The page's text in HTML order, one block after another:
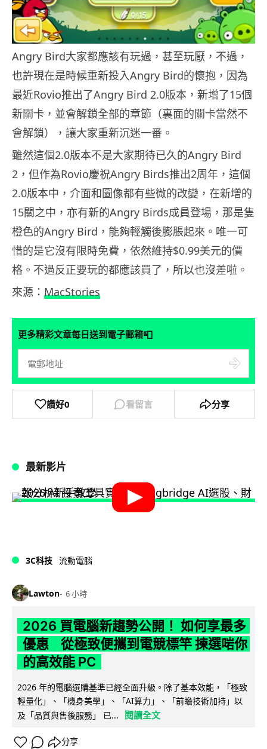
Angry Bird大家都應該有玩過，甚至玩厭，不過，
也許現在是時候重新投入Angry Bird的懷抱，因為
最近Rovio推出了Angry Bird 2.0版本，新增了15個
新關卡，並會解鎖全部的章節（裏面的關卡當然不
會解鎖），讓大家重新沉迷一番。
雖然這個2.0版本不是大家期待已久的Angry Bird
2，但作為Rovio慶祝Angry Birds推出2周年，這個
2.0版本中，介面和圖像都有些微的改變，在新增的
15關之中，亦有新的Angry Birds成員登場，那是隻
橙色的Angry Bird，能夠輕觸後膨脹起來。唯一可
惜的是它沒有限時免費，依然維持$0.99美元的價
格。不過反正要玩的都應該買了，所以也沒差啦。
來源： MacStories
更多精彩文章每日送到電子郵箱📮
讚好0 看留言 分享
最新影片
3C科技 流動電腦
Lawton 6 小時
2026 買電腦新趨勢公開！ 如何享最多
優惠 從極致便攜到電競標竿 揀選啱你
的高效能 PC
2026 年的電腦選購基準已經全面升級。除了基本效能，「極致
輕量化」、「機身美學」、「AI算力」、「前瞻技術加持」以
及「品質與售後服務」 已...
閱讀全文
分享